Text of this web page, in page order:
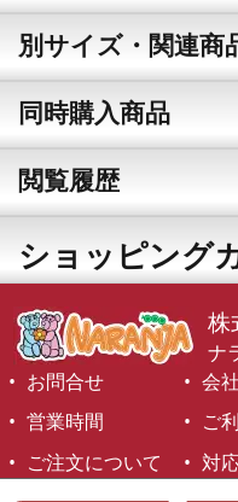
別サイズ・関連商
同時購入商品
閲覧履歴
ショッピング
株
ナ
お問合せ
会
営業時間
ご
ご注文について
対